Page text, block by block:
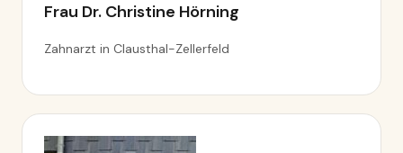
Frau Dr. Christine Hörning
Zahnarzt in Clausthal-Zellerfeld